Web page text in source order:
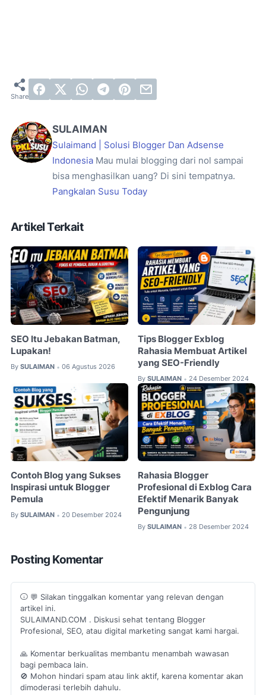
SULAIMAN
Sulaimand | Solusi Blogger Dan Adsense
Indonesia Mau mulai blogging dari nol sampai
bisa menghasilkan uang? Di sini tempatnya.
Pangkalan Susu Today
Artikel Terkait
SEO Itu Jebakan Batman,
Lupakan!
By SULAIMAN • 06 Agustus 2026
Tips Blogger Exblog
Rahasia Membuat Artikel
yang SEO-Friendly
By SULAIMAN • 24 Desember 2024
Contoh Blog yang Sukses
Inspirasi untuk Blogger
Pemula
By SULAIMAN • 20 Desember 2024
Rahasia Blogger
Profesional di Exblog Cara
Efektif Menarik Banyak
Pengunjung
By SULAIMAN • 28 Desember 2024
Posting Komentar
💬 Silakan tinggalkan komentar yang relevan dengan
artikel ini.
SULAIMAND.COM . Diskusi sehat tentang Blogger
Profesional, SEO, atau digital marketing sangat kami hargai.
🙏 Komentar berkualitas membantu menambah wawasan
bagi pembaca lain.
🚫 Mohon hindari spam atau link aktif, karena komentar akan
dimoderasi terlebih dahulu.